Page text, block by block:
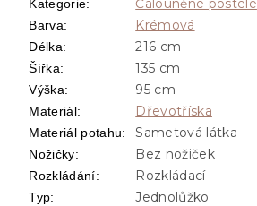
Kategorie: Čalouněné postele
Barva: Krémová
Délka: 216 cm
Šířka: 135 cm
Výška: 95 cm
Materiál: Dřevotříska
Materiál potahu: Sametová látka
Nožičky: Bez nožiček
Rozkládání: Rozkládací
Typ: Jednolůžko